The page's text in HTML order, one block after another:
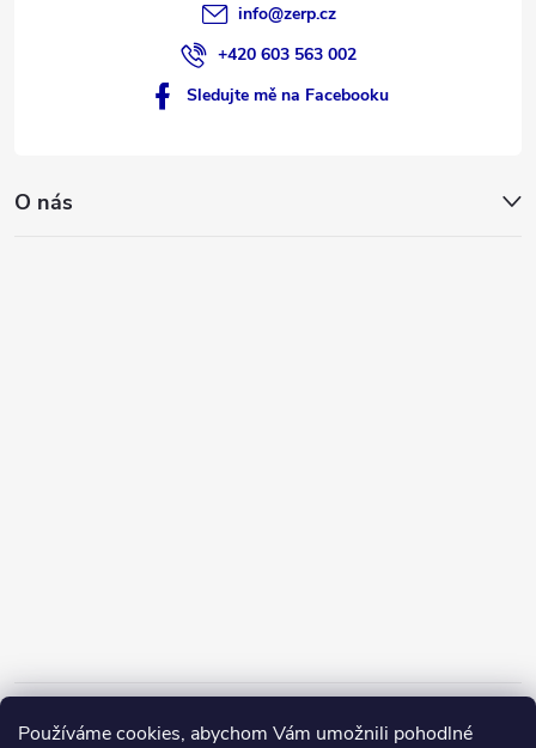
Používáme cookies, abychom Vám umožnili pohodlné
info@zerp.cz
+420 603 563 002
Sledujte mě na Facebooku
O nás